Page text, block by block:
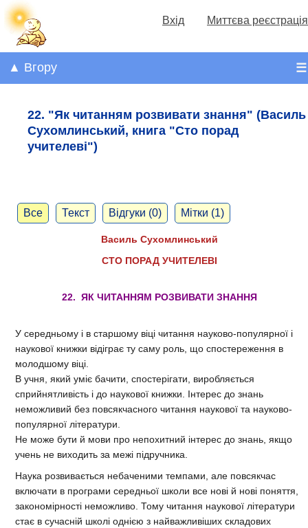
Вхід Миттєва реєстрація
☰
▲ Вгору
22. "Як читанням розвивати знання" (Василь
Сухомлинський, книга "Сто порад
учителеві")
Все Текст Відгуки (0) Мітки (1)
Василь Сухомлинський
СТО ПОРАД УЧИТЕЛЕВІ
22. ЯК ЧИТАННЯМ РОЗВИВАТИ ЗНАННЯ
У середньому і в старшому віці читання науково-популярної і
наукової книжки відіграє ту саму роль, що спостереження в
молодшому віці.
В учня, який уміє бачити, спостерігати, виробляється
сприйнятливість і до наукової книжки. Інтерес до знань
неможливий без повсякчасного читання наукової та науково-
популярної літератури.
Не може бути й мови про непохитний інтерес до знань, якщо
учень не виходить за межі підручника.
Наука розвивається небаченими темпами, але повсякчас
включати в програми середньої школи все нові й нові поняття,
закономірності неможливо. Тому читання наукової літератури
стає в сучасній школі однією з найважливіших складових